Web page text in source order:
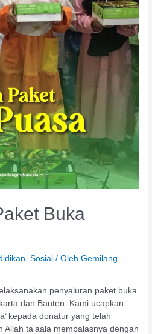
Buka
,Sosial / OlehGemilang
penyaluran paket buka
dan Banten. Kami ucapkan
kepada donatur yang telah
ta’aala membalasnya dengan